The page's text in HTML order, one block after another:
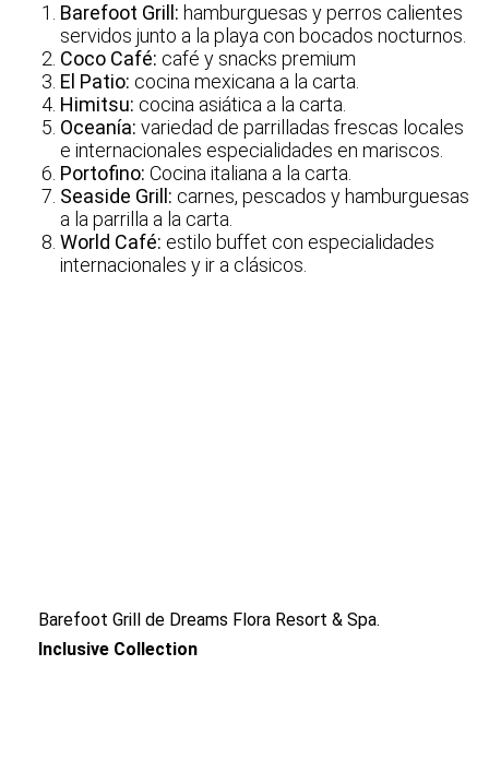
Barefoot Grill: hamburguesas y perros calientes
servidos junto a la playa con bocados nocturnos.
Coco Café: café y snacks premium
El Patio: cocina mexicana a la carta.
Himitsu: cocina asiática a la carta.
Oceanía: variedad de parrilladas frescas locales
e internacionales especialidades en mariscos.
Portofino: Cocina italiana a la carta.
Seaside Grill: carnes, pescados y hamburguesas
a la parrilla a la carta.
World Café: estilo buffet con especialidades
internacionales y ir a clásicos.
Barefoot Grill de Dreams Flora Resort & Spa.
Inclusive Collection